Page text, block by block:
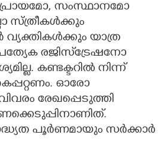
പ്രായമോ, സംസ്ഥാനമോ
സ്ത്രീകൾക്കും
യാത്ര
രജിസ്‌ട്രേഷനോ
കണ്ടക്ടറിൽ നിന്ന്
ഓരോ
രേഖപ്പെടുത്തി
പൂർണമായും സർക്കാർ